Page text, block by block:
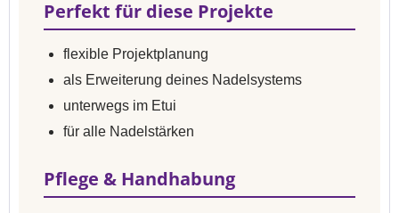
Perfekt für diese Projekte
flexible Projektplanung
als Erweiterung deines Nadelsystems
unterwegs im Etui
für alle Nadelstärken
Pflege & Handhabung